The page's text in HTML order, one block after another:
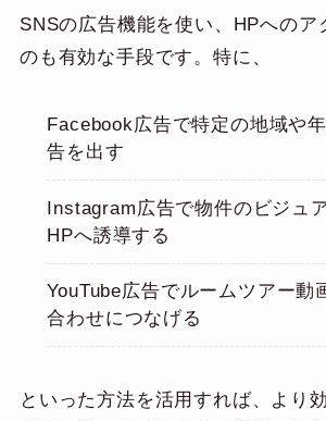
SNSの広告機能を使い、HPへのア
のも有効な手段です。特に、
Facebook広告で特定の地域や
告を出す
Instagram広告で物件のビジュ
HPへ誘導する
YouTube広告でルームツアー動
合わせにつなげる
といった方法を活用すれば、より